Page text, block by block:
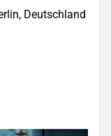
Deutschland